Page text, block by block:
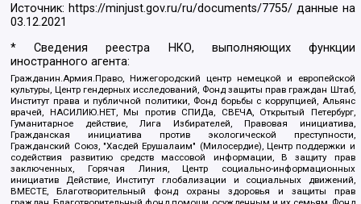
Источник: https://minjust.gov.ru/ru/documents/7755/ данные на
03.12.2021
* Сведения реестра НКО, выполняющих функции
иностранного агента:
Гражданин.Армия.Право, Нижегородский центр немецкой и европейской
культуры, Центр гендерных исследований, Фонд защиты прав граждан Штаб,
Институт права и публичной политики, Фонд борьбы с коррупцией, Альянс
врачей, НАСИЛИЮ.НЕТ, Мы против СПИДа, СВЕЧА, Открытый Петербург,
Гуманитарное действие, Лига Избирателей, Правовая инициатива,
Гражданская инициатива против экологической преступности,
Гражданский Союз, "Хасдей Ерушалаим" (Милосердие), Центр поддержки и
содействия развитию средств массовой информации, В защиту прав
заключенных, Горячая Линия, Центр социально-информационных
инициатив Действие, Институт глобализации и социальных движений,
ВМЕСТЕ, Благотворительный фонд охраны здоровья и защиты прав